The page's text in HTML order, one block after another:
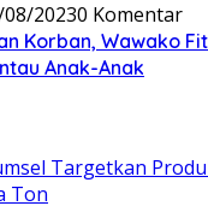
08/20230 Komentar
Korban, Wawako
Anak-Anak